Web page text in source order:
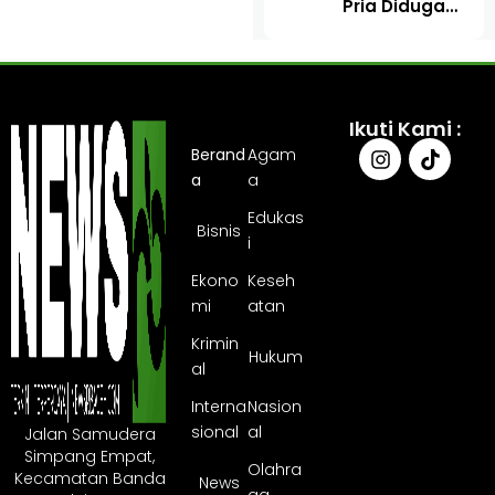
Temukan
Dipotong
Pria Diduga
Korban
Hari
Jalan Samudera
Simpang Empat,
Kecamatan Banda
Berand
a
Agam
a
Bisnis
Edukas
i
Ekono
mi
Keseh
atan
Krimin
al
Hukum
Interna
sional
Nasion
al
News
Olahra
Ikuti Kami :